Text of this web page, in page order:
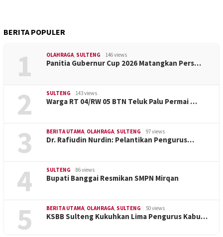
BERITA POPULER
1 OLAHRAGA, SULTENG 146 views
Panitia Gubernur Cup 2026 Matangkan Pers…
2 SULTENG 143 views
Warga RT 04/RW 05 BTN Teluk Palu Permai …
3 BERITA UTAMA, OLAHRAGA, SULTENG 97 views
Dr. Rafiudin Nurdin: Pelantikan Pengurus…
4 SULTENG 86 views
Bupati Banggai Resmikan SMPN Mirqan
5 BERITA UTAMA, OLAHRAGA, SULTENG 50 views
KSBB Sulteng Kukuhkan Lima Pengurus Kabu…